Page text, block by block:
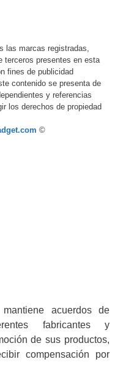
las marcas registradas,
terceros presentes en esta
fines de publicidad
contenido se presenta de
y referencias
los derechos de propiedad
©
mantiene acuerdos de
fabricantes y
de sus productos,
compensación por